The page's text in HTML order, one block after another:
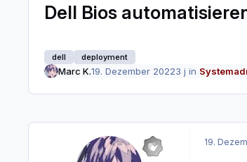
Dell Bios
dell deployment
Marc K.19. Dezember 20223 j in
19.